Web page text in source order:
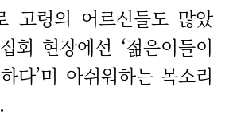
고령의 어르신들도 많았
회 현장에선 ‘젊은이들이
다’며 아쉬워하는 목소리